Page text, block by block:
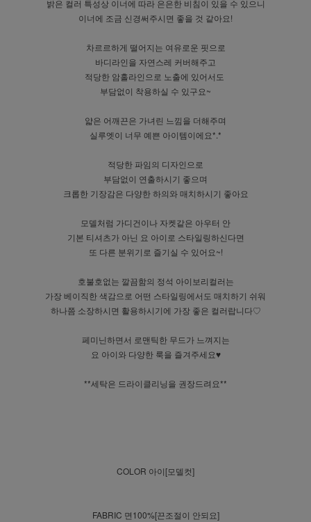
밝은 컬러 특성상 이너에 따라 은은한 비침이 있을 수 있으니
이너에 조금 신경써주시면 좋을 것 같아요!
차르르하게 떨어지는 여유로운 핏으로
바디라인을 자연스레 커버해주고
적당한 암홀라인으로 노출에 있어서도
부담없이 착용하실 수 있구요~
얇은 어깨끈은 가녀린 느낌을 더해주며
실루엣이 너무 예쁜 아이템이에요*.*
적당한 파임의 디자인으로
부담없이 연출하시기 좋으며
크롭한 기장감은 다양한 하의와 매치하시기 좋아요
모델처럼 가디건이나 자켓같은 아우터 안
기본 티셔츠가 아닌 요 아이로 스타일링하신다면
또 다른 분위기로 즐기실 수 있어요~!
호불호없는 깔끔함의 정석 아이보리컬러는
가장 베이직한 색감으로 어떤 스타일링에서도 매치하기 쉬워
하나쯤 소장하시면 활용하시기에 가장 좋은 컬러랍니다♡
페미닌하면서 로맨틱한 무드가 느껴지는
요 아이와 다양한 룩을 즐겨주세요♥
**세탁은 드라이클리닝을 권장드려요**
COLOR 아이[모델컷]
FABRIC 면100%[끈조절이 안되요]